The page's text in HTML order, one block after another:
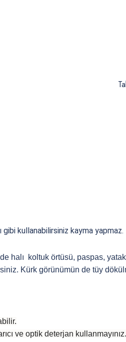
kullanabilirsiniz kayma yapmaz.
halı koltuk örtüsü, paspas,
Kürk görünümün de tüy
ve optik deterjan kullanmayınız.